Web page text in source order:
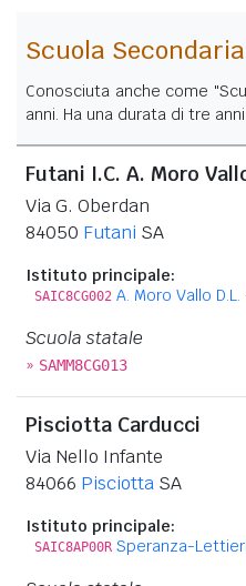
Scuola
Conosciuta anche come
anni. Ha una durata di tre anni.
Futani I.C. A. Moro
Via G. Oberdan
84050 Futani SA
Istituto principale:
SAIC8CG002 A. Moro Vallo D.L.
Scuola statale
» SAMM8CG013
Pisciotta Carducci
Via Nello Infante
84066 Pisciotta SA
Istituto principale:
SAIC8AP00R Speranza-Lettieri